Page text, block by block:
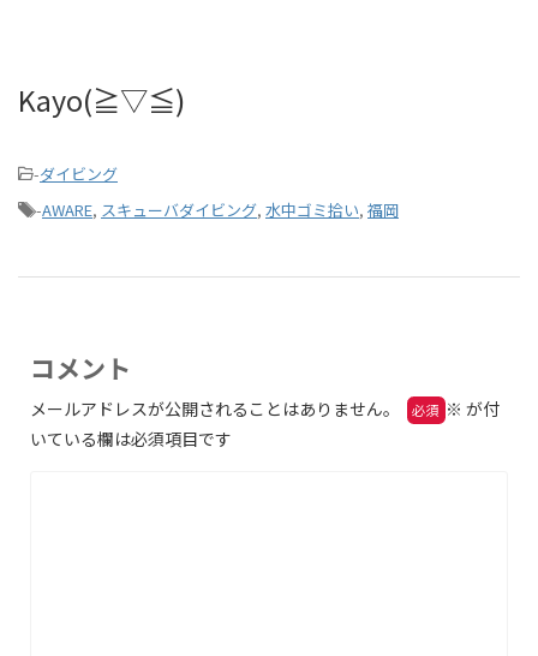
Kayo(≧▽≦)
-ダイビング
-AWARE, スキューバダイビング, 水中ゴミ拾い, 福岡
コメント
メールアドレスが公開されることはありません。 ※ が付
いている欄は必須項目です